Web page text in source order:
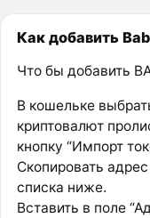
Как добавить
Что бы добавить
В кошельке
криптовалют
кнопку “Импорт
Скопировать
списка ниже.
Вставить в поле